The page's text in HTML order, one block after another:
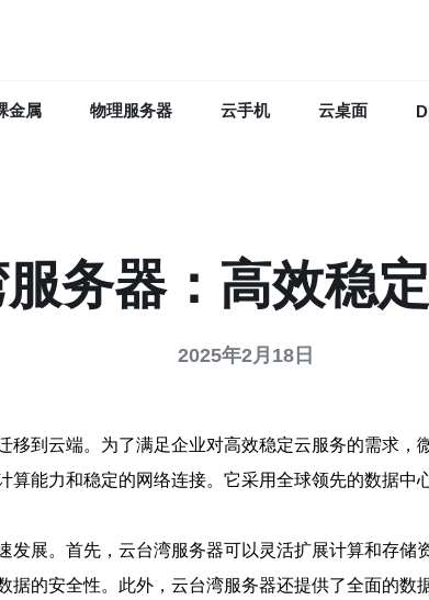
金属 物理服务器 云手机 云桌面
务器：高效稳
2025年2月18日
到云端。为了满足企业对高效稳定云服务的需求，
能力和稳定的网络连接。它采用全球领先的数据
展。首先，云台湾服务器可以灵活扩展计算和存
的安全性。此外，云台湾服务器还提供了全面的数